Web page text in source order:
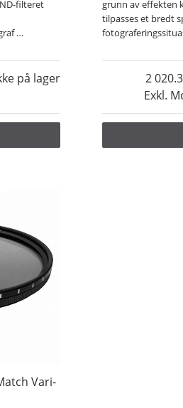
filteret
…
på lager
grunn av effekten
tilpasses et bredt
Exkl.
2
Vari-